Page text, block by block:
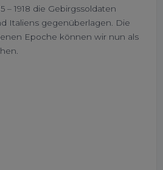
– 1918 die Gebirgssoldaten
Italiens gegenüberlagen. Die
Epoche können wir nun als